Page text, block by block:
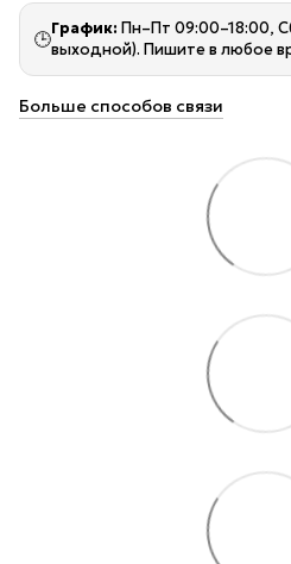
🕒
График: Пн–Пт 09:00–18:00,
выходной). Пишите в любое
Больше способов связи